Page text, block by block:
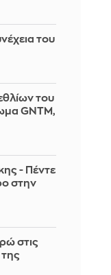
του
του
GNTM,
- Πέντε
στην
στις
της